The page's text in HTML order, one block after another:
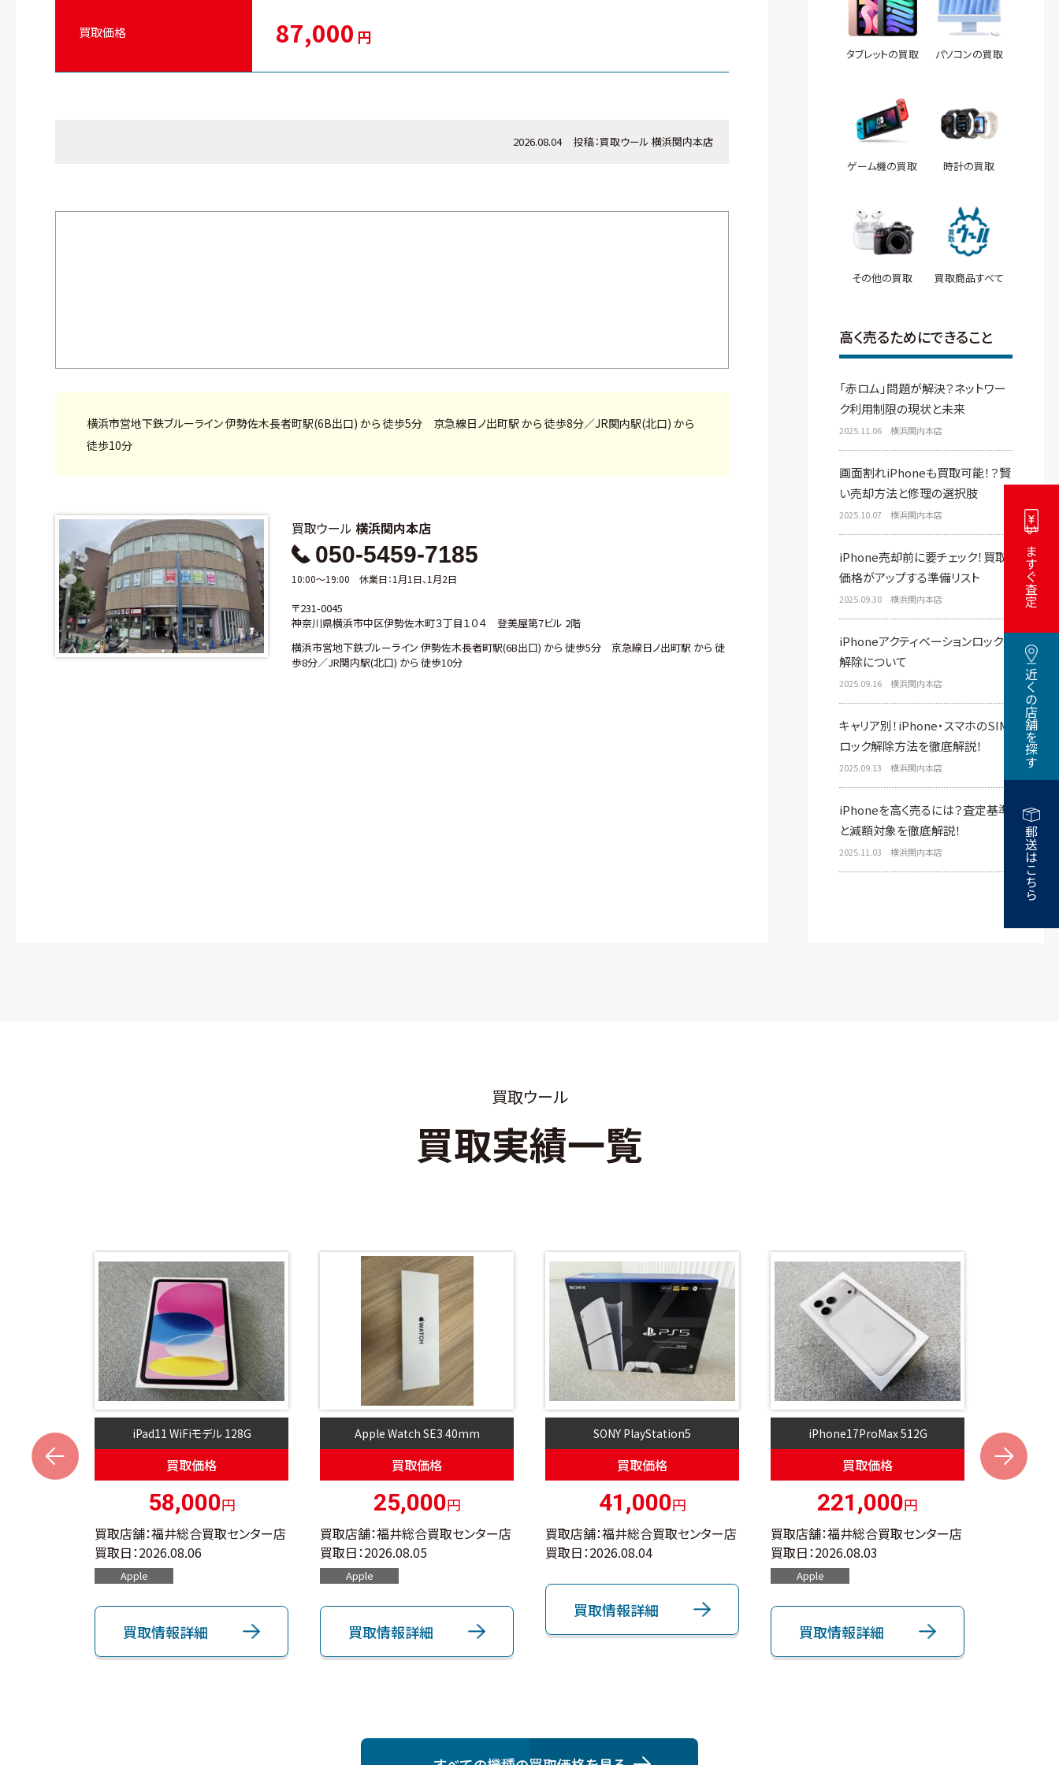
いますぐ査定
近くの店舗を探す
郵送はこちら
買取価格 87,000 円
2026.08.04 投稿：買取ウール 横浜関内本店
横浜市営地下鉄ブルーライン 伊勢佐木長者町駅(6B出口) から 徒歩5分 京急線日ノ出町駅 から 徒歩8分／JR関内駅(北口) から
徒歩10分
買取ウール 横浜関内本店
050-5459-7185
10:00～19:00 休業日：1月1日、1月2日
〒231-0045
神奈川県横浜市中区伊勢佐木町３丁目１０４ 登美屋第7ビル 2階
横浜市営地下鉄ブルーライン 伊勢佐木長者町駅(6B出口) から 徒歩5分 京急線日ノ出町駅 から 徒
歩8分／JR関内駅(北口) から 徒歩10分
タブレットの買取 パソコンの買取
ゲーム機の買取 時計の買取
その他の買取 買取商品すべて
高く売るためにできること
「赤ロム」問題が解決？ネットワー
ク利用制限の現状と未来
2025.11.06 横浜関内本店
画面割れiPhoneも買取可能！？賢
い売却方法と修理の選択肢
2025.10.07 横浜関内本店
iPhone売却前に要チェック！買取
価格がアップする準備リスト
2025.09.30 横浜関内本店
iPhoneアクティベーションロック
解除について
2025.09.16 横浜関内本店
キャリア別！iPhone・スマホのSIM
ロック解除方法を徹底解説！
2025.09.13 横浜関内本店
iPhoneを高く売るには？査定基準
と減額対象を徹底解説！
2025.11.03 横浜関内本店
買取ウール
買取実績一覧
iPad11 WiFiモデル 128G
買取価格
58,000円
買取店舗：福井総合買取センター店
買取日：2026.08.06
Apple
買取情報詳細
Apple Watch SE3 40mm
買取価格
25,000円
買取店舗：福井総合買取センター店
買取日：2026.08.05
Apple
買取情報詳細
SONY PlayStation5
買取価格
41,000円
買取店舗：福井総合買取センター店
買取日：2026.08.04
買取情報詳細
iPhone17ProMax 512G
買取価格
221,000円
買取店舗：福井総合買取センター店
買取日：2026.08.03
Apple
買取情報詳細